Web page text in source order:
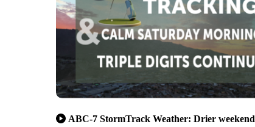
ABC-7 StormTrack Weather: Drier weekend